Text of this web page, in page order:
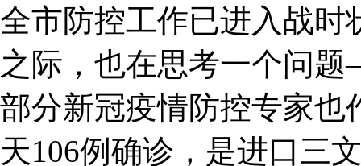
全市防控工作已进入战时
之际，也在思考一个问
部分新冠疫情防控专家也
天106例确诊，是进口三